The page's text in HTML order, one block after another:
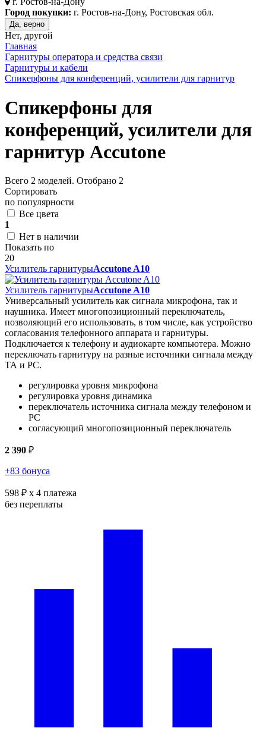
Город покупки: г. Ростов-на-Дону, Ростовская обл.
Да, верно
Нет, другой
Главная
Гарнитуры оператора и средства связи
Гарнитуры и кабели
Cпикерфоны для конференций, усилители для гарнитур
Cпикерфоны для
конференций, усилители для
гарнитур Accutone
Всего 2 моделей. Отобрано 2
Сортировать
по популярности
Все цвета
1
Нет в наличии
Показать по
20
Усилитель гарнитурыAccutone A10
Усилитель гарнитурыAccutone A10
Универсальный усилитель как сигнала микрофона, так и
наушника. Имеет многопозиционный переключатель,
позволяющий его использовать, в том числе, как устройство
согласования телефонного аппарата и гарнитуры.
Подключается к телефону и аудиокарте компьютера. Можно
переключать гарнитуру на разные источники сигнала между
ТА и PC.
регулировка уровня микрофона
регулировка уровня динамика
переключатель источника сигнала между телефоном и
PC
согласующий многопозиционный переключатель
2 390 ₽
+83 бонуса
598 ₽ x 4 платежа
без переплаты